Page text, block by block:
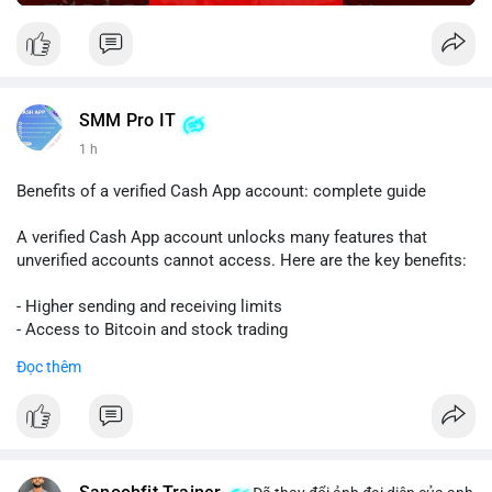
SMM Pro IT
1 h
Benefits of a verified Cash App account: complete guide
A verified Cash App account unlocks many features that
unverified accounts cannot access. Here are the key benefits:
- Higher sending and receiving limits
- Access to Bitcoin and stock trading
- Ability to link a bank account or card
To get verified, you need to provide your full name, date of
Đọc thêm